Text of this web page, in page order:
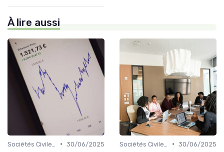
À lire aussi
• 30/06/2025
• 30/06/2025